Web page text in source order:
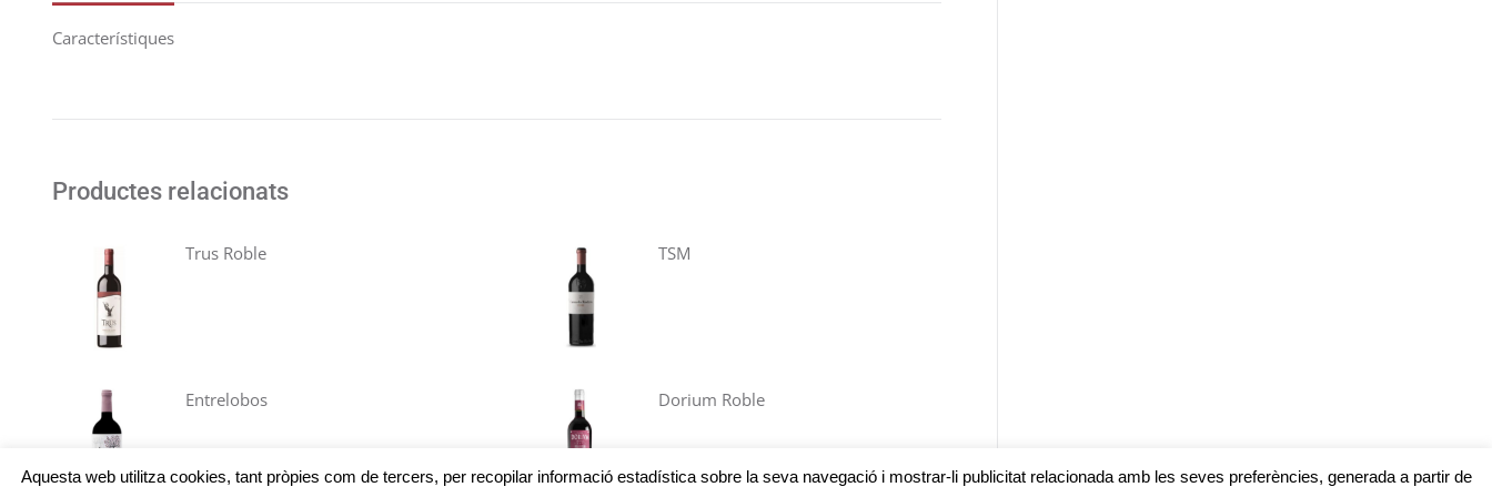
Característiques
Productes relacionats
Trus Roble TSM
Entrelobos Dorium Roble
Aquesta web utilitza cookies, tant pròpies com de tercers, per recopilar informació estadística sobre la seva navegació i mostrar-li publicitat relacionada amb les seves preferències, generada a partir de